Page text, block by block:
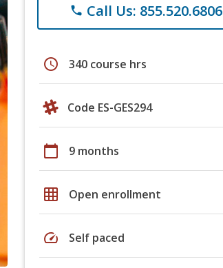
phone Call Us: 855.520.6806
schedule 340 course hrs
Code ES-GES294
calendar_today 9 months
grid_on Open enrollment
speed Self paced